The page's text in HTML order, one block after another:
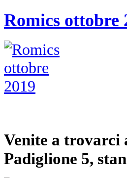
Romics ottobre
Venite a trovarci
Padiglione 5,